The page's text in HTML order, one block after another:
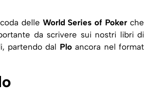
delle World Series of Pokerche
da scrivere sui nostri libri di
partendo dal Ploancora nel format